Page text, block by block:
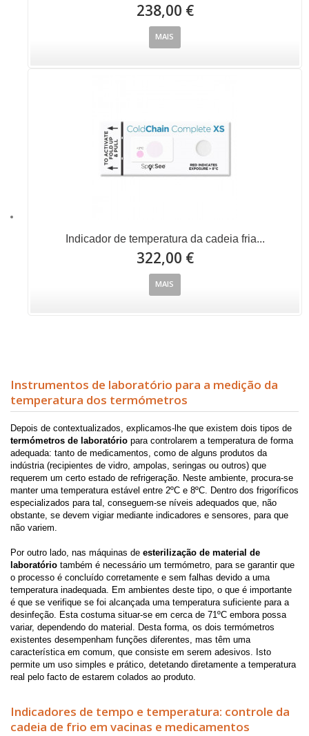
238,00 €
MAIS
Indicador de temperatura da cadeia fria...
322,00 €
MAIS
Instrumentos de laboratório para a medição da
temperatura dos termómetros
Depois de contextualizados, explicamos-lhe que existem dois tipos de
termómetros de laboratório para controlarem a temperatura de forma
adequada: tanto de medicamentos, como de alguns produtos da
indústria (recipientes de vidro, ampolas, seringas ou outros) que
requerem um certo estado de refrigeração. Neste ambiente, procura-se
manter uma temperatura estável entre 2ºC e 8ºC. Dentro dos frigoríficos
especializados para tal, conseguem-se níveis adequados que, não
obstante, se devem vigiar mediante indicadores e sensores, para que
não variem.
Por outro lado, nas máquinas de esterilização de material de
laboratório também é necessário um termómetro, para se garantir que
o processo é concluído corretamente e sem falhas devido a uma
temperatura inadequada. Em ambientes deste tipo, o que é importante
é que se verifique se foi alcançada uma temperatura suficiente para a
desinfeção. Esta costuma situar-se em cerca de 71ºC embora possa
variar, dependendo do material. Desta forma, os dois termómetros
existentes desempenham funções diferentes, mas têm uma
característica em comum, que consiste em serem adesivos. Isto
permite um uso simples e prático, detetando diretamente a temperatura
real pelo facto de estarem colados ao produto.
Indicadores de tempo e temperatura: controle da
cadeia de frio em vacinas e medicamentos